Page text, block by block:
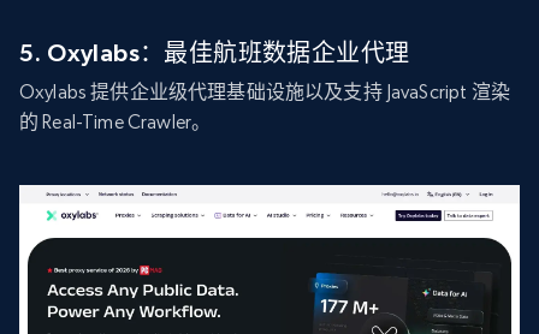
5. Oxylabs：最佳航班数据企业代理
Oxylabs 提供企业级代理基础设施以及支持 JavaScript 渲染
的 Real-Time Crawler。